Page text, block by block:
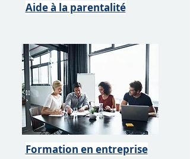
Aide à la parentalité
Formation en entreprise